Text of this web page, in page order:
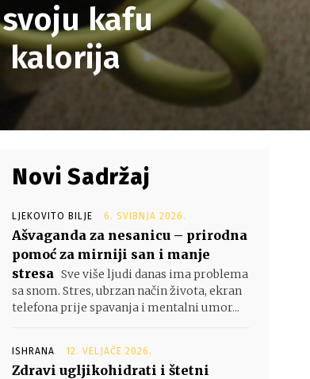
svoju kafu
kalorija
Novi Sadržaj
LJEKOVITO BILJE 6. SVIBNJA 2026.
Ašvaganda za nesanicu – prirodna
pomoć za mirniji san i manje
stresa Sve više ljudi danas ima problema
sa snom. Stres, ubrzan način života, ekran
telefona prije spavanja i mentalni umor...
ISHRANA 12. VELJAČE 2026.
Zdravi ugljikohidrati i štetni